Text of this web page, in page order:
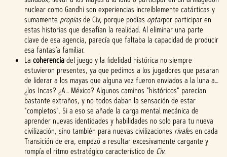
nuclear como Gandhi son experiencias increíblemente catárticas y
sumamente propiasde Civ, porque podías optarpor participar en
estas historias que desafían la realidad. Al eliminar una parte
clave de esa agencia, parecía que faltaba la capacidad de producir
esa fantasía familiar.
La coherenciadel juego y la fidelidad histórica no siempre
estuvieron presentes, ya que pedimos a los jugadores que pasaran
de liderar a los mayas que alguna vez fueron enviados a la luna a…
¿los Incas? ¿A… México? Algunos caminos "históricos" parecían
bastante extraños, y no todos daban la sensación de estar
"completos". Si a eso se añade la carga mental mecánica de
aprender nuevas identidades y habilidades no solo para tu nueva
civilización, sino también para nuevas civilizaciones rivales en cada
Transición de era, empezó a resultar excesivamente cargante y
rompía el ritmo estratégico característico de Civ.